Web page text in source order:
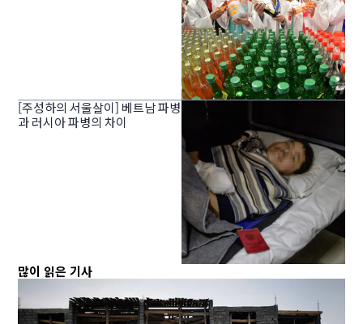
[주성하의 서울살이] 베트남 파병
과 러시아 파병의 차이
많이 읽은 기사